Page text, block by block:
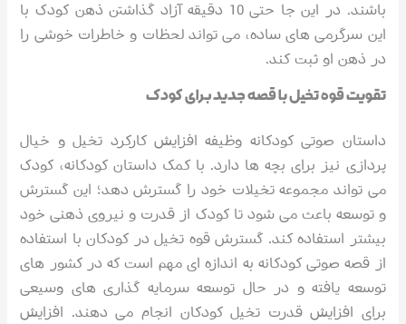
باشند. در این جا حتی 10 دقیقه آزاد گذاشتن ذهن کودک با
این سرگرمی های ساده، می تواند لحظات و خاطرات خوشی را
در ذهن او ثبت کند.
تقویت قوه تخیل با قصه جدید برای کودک
داستان صوتی کودکانه وظیفه افزایش کارکرد تخیل و خیال
پردازی نیز برای بچه ها دارد. با کمک داستان کودکانه، کودک
می تواند مجموعه تخیلات خود را گسترش دهد؛ این گسترش
و توسعه باعث می شود تا کودک از قدرت و نیروی ذهنی خود
بیشتر استفاده کند. گسترش قوه تخیل در کودکان با استفاده
از قصه صوتی کودکانه به اندازه ای مهم است که در کشور های
توسعه یافته و در حال توسعه سرمایه گذاری های وسیعی
برای افزایش قدرت تخیل کودکان انجام می دهند. افزایش